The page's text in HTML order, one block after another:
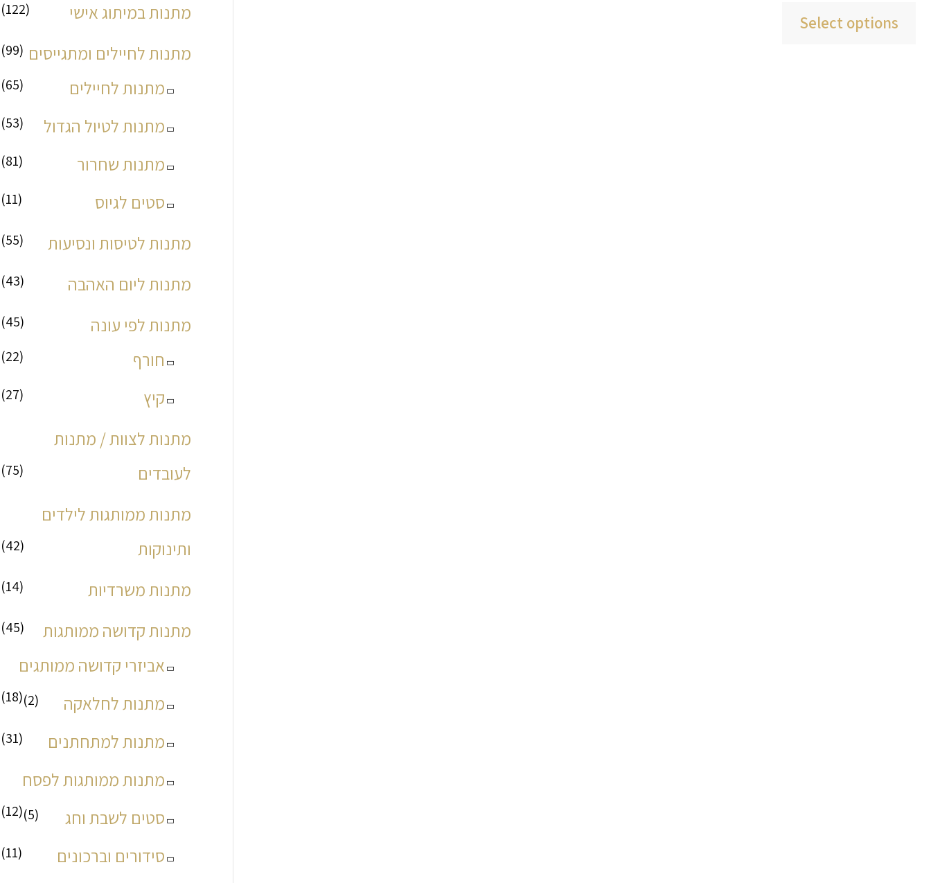
Select options מתנות במיתוג אישי (122)
מתנות לחיילים ומתגייסים (99)
מתנות לחיילים (65)
מתנות לטיול הגדול (53)
מתנות שחרור (81)
סטים לגיוס (11)
מתנות לטיסות ונסיעות (55)
מתנות ליום האהבה (43)
מתנות לפי עונה (45)
חורף (22)
קיץ (27)
מתנות לצוות / מתנות
לעובדים
(75)
מתנות ממותגות לילדים
ותינוקות
(42)
מתנות משרדיות (14)
מתנות קדושה ממותגות (45)
אביזרי קדושה ממותגים
(18) מתנות לחלאקה (2)
מתנות למתחתנים (31)
מתנות ממותגות לפסח
(12) סטים לשבת וחג (5)
סידורים וברכונים (11)